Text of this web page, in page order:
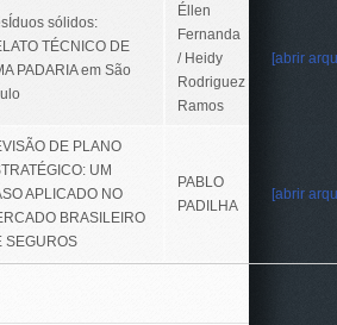
sólidos:
TÉCNICO DE
PADARIA em São
Éllen
Fernanda
/ Heidy
Rodriguez
Ramos
[abrir
DE PLANO
UM
APLICADO NO
BRASILEIRO
SEGUROS
PABLO
PADILHA
[abrir